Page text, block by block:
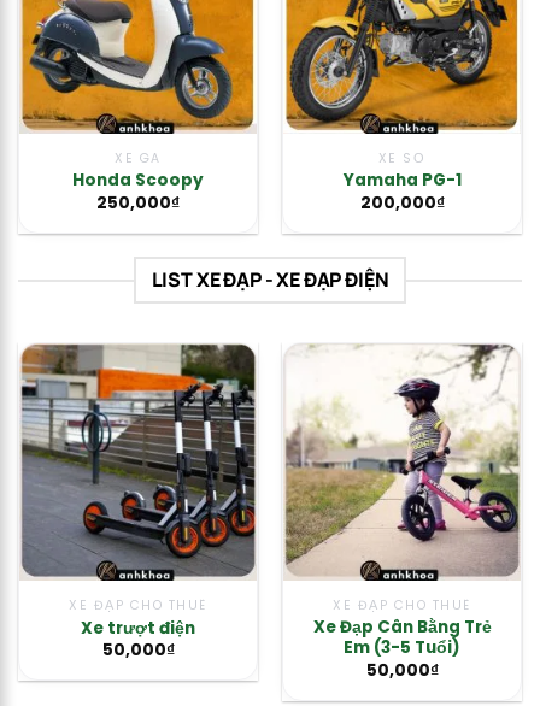
XE GA
Honda Scoopy
250,000₫
XE SỐ
Yamaha PG-1
200,000₫
LIST XE ĐẠP - XE ĐẠP ĐIỆN
XE ĐẠP CHO THUÊ
Xe trượt điện
50,000₫
XE ĐẠP CHO THUÊ
Xe Đạp Cân Bằng Trẻ
Em (3-5 Tuổi)
50,000₫